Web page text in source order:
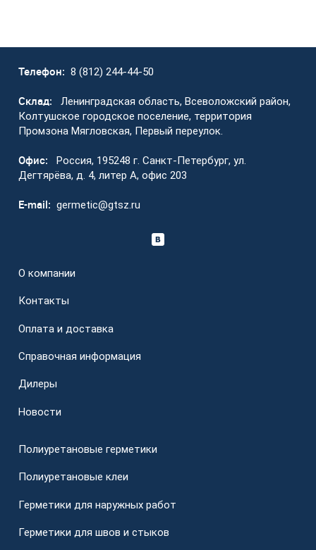
Телефон: 8 (812) 244-44-50
Склад:
Ленинградская область, Всеволожский район,
Колтушское городское поселение, территория
Промзона Мягловская, Первый переулок.
Офис:
Россия, 195248 г. Санкт-Петербург, ул.
Дегтярёва, д. 4, литер А, офис 203
E-mail: germetic@gtsz.ru
О компании
Контакты
Оплата и доставка
Справочная информация
Дилеры
Новости
Полиуретановые герметики
Полиуретановые клеи
Герметики для наружных работ
Герметики для швов и стыков